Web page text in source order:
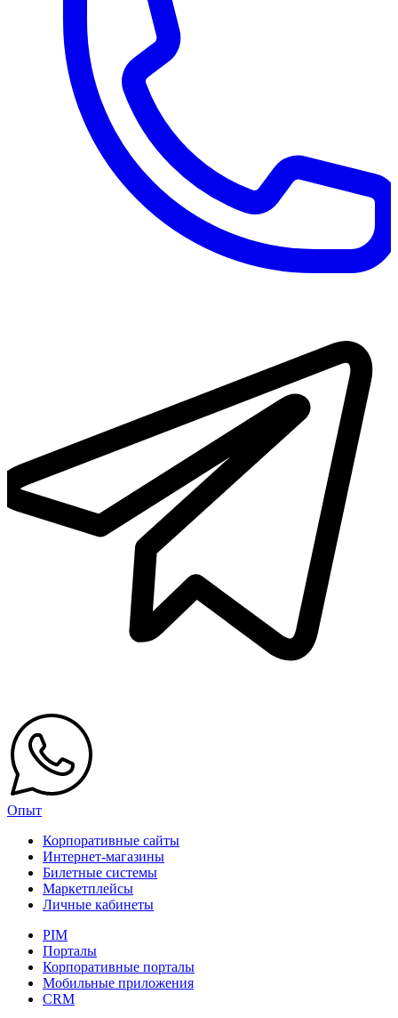
Опыт
Корпоративные сайты
Интернет-магазины
Билетные системы
Маркетплейсы
Личные кабинеты
PIM
Порталы
Корпоративные порталы
Мобильные приложения
CRM